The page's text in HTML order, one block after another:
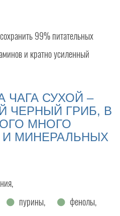
99% питательных
и кратно усиленный
ЧАГА СУХОЙ –
ЧЕРНЫЙ ГРИБ, В
МНОГО
И МИНЕРАЛЬНЫХ
пурины,
фенолы,